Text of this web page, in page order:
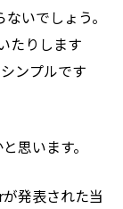
いでしょう。
たりします
ンプルです
思います。
発表された当